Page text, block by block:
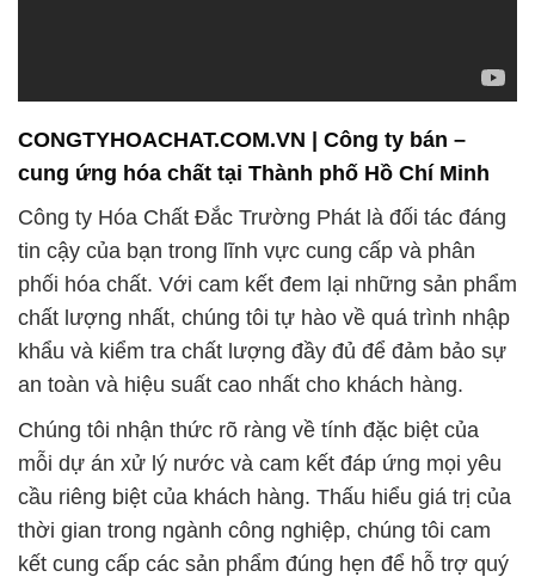
CONGTYHOACHAT.COM.VN | Công ty bán –
cung ứng hóa chất tại Thành phố Hồ Chí Minh
Công ty Hóa Chất Đắc Trường Phát là đối tác đáng
tin cậy của bạn trong lĩnh vực cung cấp và phân
phối hóa chất. Với cam kết đem lại những sản phẩm
chất lượng nhất, chúng tôi tự hào về quá trình nhập
khẩu và kiểm tra chất lượng đầy đủ để đảm bảo sự
an toàn và hiệu suất cao nhất cho khách hàng.
Chúng tôi nhận thức rõ ràng về tính đặc biệt của
mỗi dự án xử lý nước và cam kết đáp ứng mọi yêu
cầu riêng biệt của khách hàng. Thấu hiểu giá trị của
thời gian trong ngành công nghiệp, chúng tôi cam
kết cung cấp các sản phẩm đúng hẹn để hỗ trợ quý